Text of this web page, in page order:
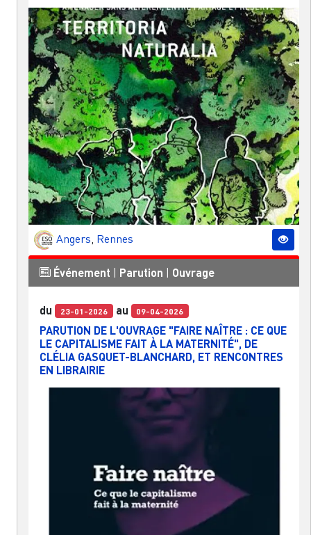
Angers Rennes
Événement | Parution | Ouvrage
du 23-01-2026 au 09-04-2026
PARUTION DE L'OUVRAGE "FAIRE NAÎTRE : CE QUE
LE CAPITALISME FAIT À LA MATERNITÉ", DE
CLÉLIA GASQUET-BLANCHARD, ET RENCONTRES
EN LIBRAIRIE